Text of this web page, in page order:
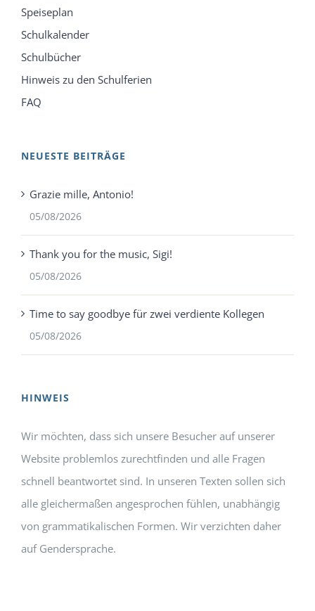
Speiseplan
Schulkalender
Schulbücher
Hinweis zu den Schulferien
FAQ
NEUESTE BEITRÄGE
Grazie mille, Antonio!
05/08/2026
Thank you for the music, Sigi!
05/08/2026
Time to say goodbye für zwei verdiente Kollegen
05/08/2026
HINWEIS
Wir möchten, dass sich unsere Besucher auf unserer
Website problemlos zurechtfinden und alle Fragen
schnell beantwortet sind. In unseren Texten sollen sich
alle gleichermaßen angesprochen fühlen, unabhängig
von grammatikalischen Formen. Wir verzichten daher
auf Gendersprache.